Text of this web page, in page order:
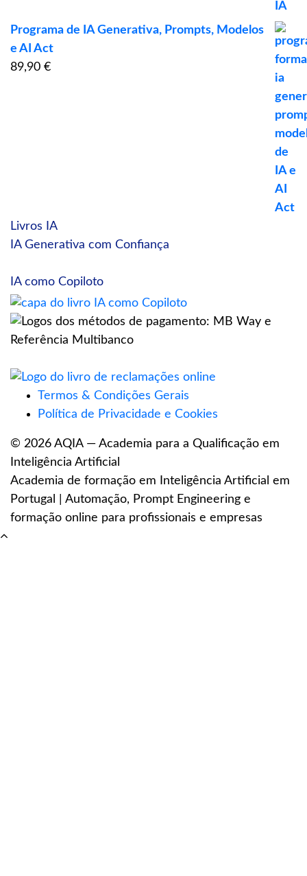
Programa de IA Generativa, Prompts, Modelos
e AI Act
89,90 €
Livros IA
IA Generativa com Confiança
IA como Copiloto
Termos & Condições Gerais
Política de Privacidade e Cookies
© 2026 AQIA — Academia para a Qualificação em
Inteligência Artificial
Academia de formação em Inteligência Artificial em
Portugal | Automação, Prompt Engineering e
formação online para profissionais e empresas